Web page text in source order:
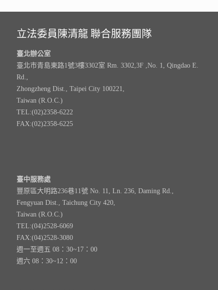
立法委員陳清龍 聯合服務團隊
臺北辦公室
臺北市青島東路1號3樓3302室 Rm. 3302,3F ,No. 1, Qingdao E.
Rd.,
Zhongzheng Dist., Taipei City 100221,
Taiwan (R.O.C.)
TEL:(02)2358-6222
FAX:(02)2358-6225
臺中服務處
豐原區大明路236巷11號 No. 11, Ln. 236, Daming Rd.,
Fengyuan Dist., Taichung City 420,
Taiwan (R.O.C.)
TEL:(04)2528-6069
FAX:(04)2528-3080
週一至週五 08：30~17：00
週六 08：30~12：00